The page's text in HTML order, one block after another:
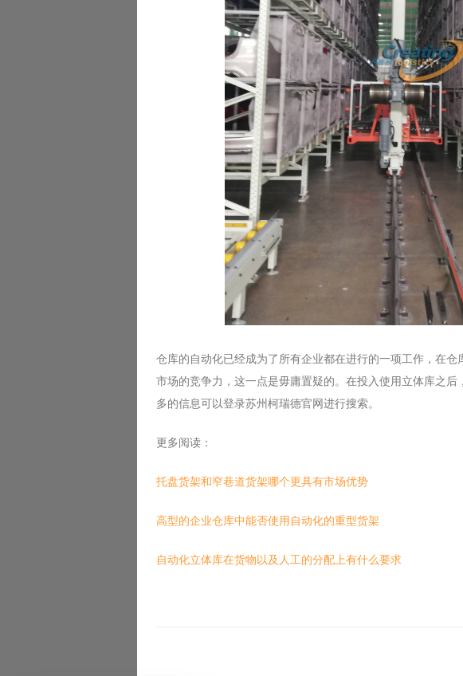
仓库的自动化已经成为了所有企业都在进行的一项工作，在
市场的竞争力，这一点是毋庸置疑的。在投入使用立体库之
多的信息可以登录苏州柯瑞德官网进行搜索。
更多阅读：
托盘货架和窄巷道货架哪个更具有市场优势
高型的企业仓库中能否使用自动化的重型货架
自动化立体库在货物以及人工的分配上有什么要求